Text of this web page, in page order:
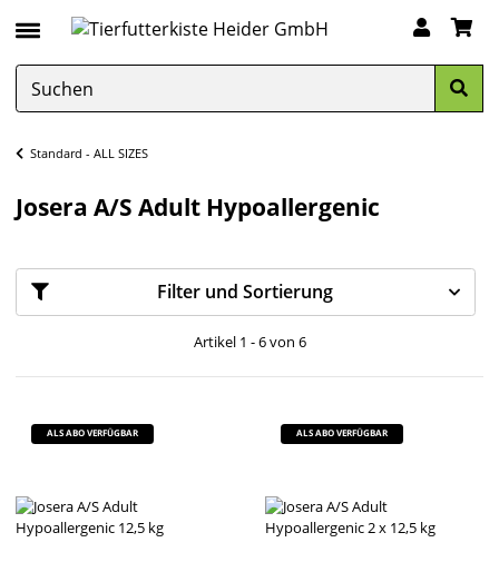
Standard - ALL SIZES
Josera A/S Adult Hypoallergenic
Filter und Sortierung
Artikel 1 - 6 von 6
ALS ABO VERFÜGBAR ALS ABO VERFÜGBAR